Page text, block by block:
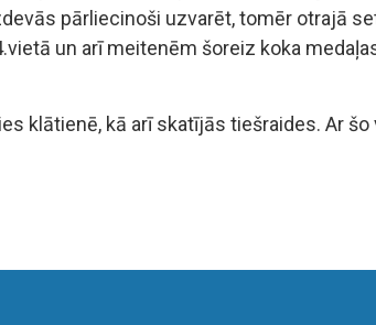
pārliecinoši uzvarēt, tomēr otrajā
un arī meitenēm šoreiz koka
klātienē, kā arī skatījās tiešraides. Ar